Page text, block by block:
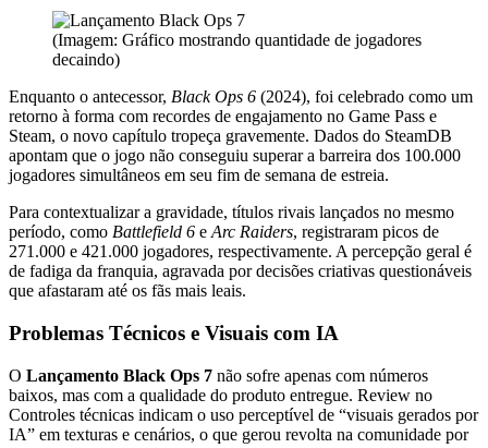
(Imagem: Gráfico mostrando quantidade de jogadores
decaindo)
Enquanto o antecessor, Black Ops 6 (2024), foi celebrado como um
retorno à forma com recordes de engajamento no Game Pass e
Steam, o novo capítulo tropeça gravemente. Dados do SteamDB
apontam que o jogo não conseguiu superar a barreira dos 100.000
jogadores simultâneos em seu fim de semana de estreia.
Para contextualizar a gravidade, títulos rivais lançados no mesmo
período, como Battlefield 6 eArc Raiders, registraram picos de
271.000 e 421.000 jogadores, respectivamente. A percepção geral é
de fadiga da franquia, agravada por decisões criativas questionáveis
que afastaram até os fãs mais leais.
Problemas Técnicos e Visuais com IA
O Lançamento Black Ops 7 não sofre apenas com números
baixos, mas com a qualidade do produto entregue. Review no
Controles técnicas indicam o uso perceptível de “visuais gerados por
IA” em texturas e cenários, o que gerou revolta na comunidade por